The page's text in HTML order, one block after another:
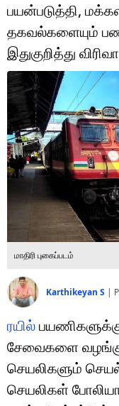
டெக்னாலஜி
ஆன்மீகம்
வைரல்
ஹெஃல்த்
ஷார்ட் வீடியோஸ்
வலை கதைகள்
போட்டோ கேலரி
பயன்படுத்தி,
தகவல்களையும்
இதுகுறித்து
மாதிரி புகைப்படம்
Karthikeyan S |
ரயில்
சேவைகளை
செயலிகளும்
செயலிகள்